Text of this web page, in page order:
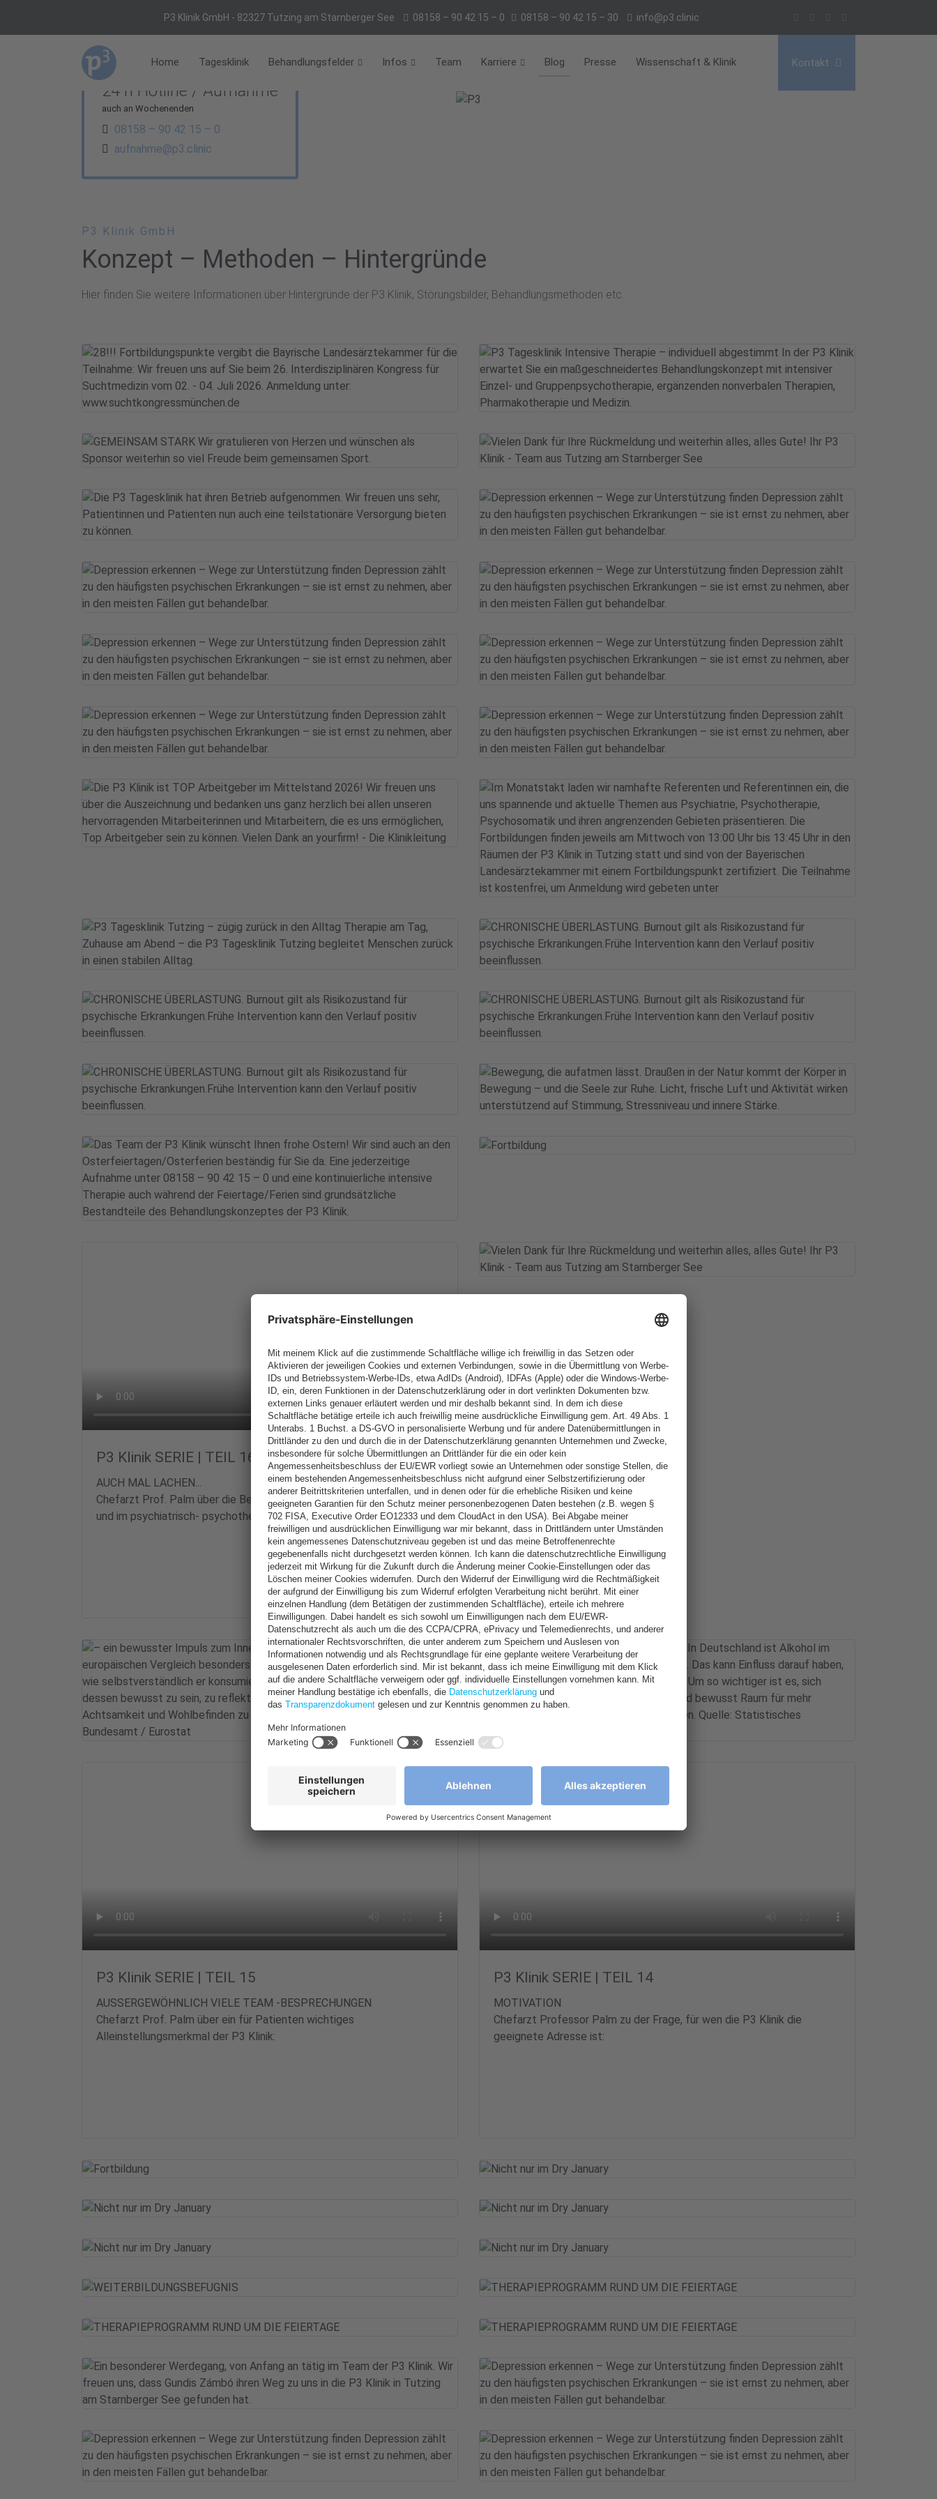
P3 Klinik GmbH - 82327 Tutzing am Starnberger See 08158 – 90 42 15 – 0 08158 – 90 42 15 – 30 info@p3.clinic
Home Tagesklinik Behandlungsfelder Infos Team Karriere Blog Presse Wissenschaft & Klinik Kontakt
24 h Hotline / Aufnahme
auch an Wochenenden
08158 – 90 42 15 – 0
aufnahme@p3.clinic
P3 Klinik GmbH
Konzept – Methoden – Hintergründe
Hier finden Sie weitere Informationen über Hintergründe der P3 Klinik, Störungsbilder, Behandlungsmethoden etc.
P3 Klinik SERIE | TEIL 16
AUCH MAL LACHEN...
Chefarzt Prof. Palm über die Bedeutung von Humor in der Teamarbeit
und im psychiatrisch- psychotherapeutischen Kontext:
P3 Klinik SERIE | TEIL 15
AUSSERGEWÖHNLICH VIELE TEAM -BESPRECHUNGEN
Chefarzt Prof. Palm über ein für Patienten wichtiges
Alleinstellungsmerkmal der P3 Klinik:
P3 Klinik SERIE | TEIL 14
MOTIVATION
Chefarzt Professor Palm zu der Frage, für wen die P3 Klinik die
geeignete Adresse ist: